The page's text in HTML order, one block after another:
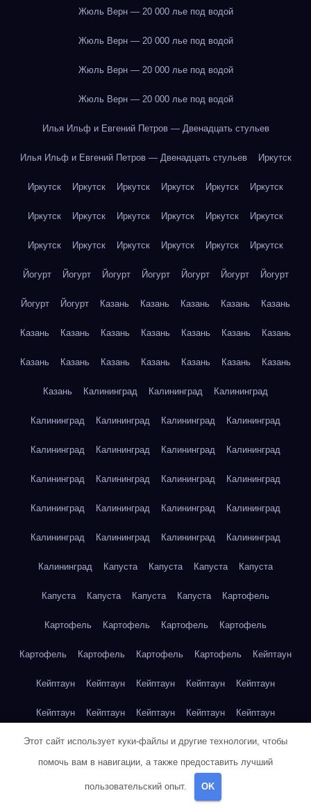
Жюль Верн — 20 000 лье под водой
Жюль Верн — 20 000 лье под водой
Жюль Верн — 20 000 лье под водой
Жюль Верн — 20 000 лье под водой
Илья Ильф и Евгений Петров — Двенадцать стульев
Илья Ильф и Евгений Петров — Двенадцать стульев Иркутск
Иркутск Иркутск Иркутск Иркутск Иркутск Иркутск
Иркутск Иркутск Иркутск Иркутск Иркутск Иркутск
Иркутск Иркутск Иркутск Иркутск Иркутск Иркутск
Йогурт Йогурт Йогурт Йогурт Йогурт Йогурт Йогурт
Йогурт Йогурт Казань Казань Казань Казань Казань
Казань Казань Казань Казань Казань Казань Казань
Казань Казань Казань Казань Казань Казань Казань
Казань Калининград Калининград Калининград
Калининград Калининград Калининград Калининград
Калининград Калининград Калининград Калининград
Калининград Калининград Калининград Калининград
Калининград Калининград Калининград Калининград
Калининград Калининград Калининград Калининград
Калининград Капуста Капуста Капуста Капуста
Капуста Капуста Капуста Капуста Картофель
Картофель Картофель Картофель Картофель
Картофель Картофель Картофель Картофель Кейптаун
Кейптаун Кейптаун Кейптаун Кейптаун Кейптаун
Кейптаун Кейптаун Кейптаун Кейптаун Кейптаун
Кейптаун Кейптаун Кейптаун Кейптаун Кейптаун
Кейптаун
Клубника
Этот сайт использует куки-файлы и другие технологии, чтобы
помочь вам в навигации, а также предоставить лучший
пользовательский опыт. OK